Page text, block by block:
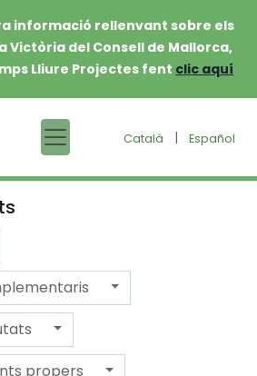
informació rellenvant sobre els
Victòria del Consell de Mallorca,
Lliure Projectes fent clic aquí
Català | Español
propers